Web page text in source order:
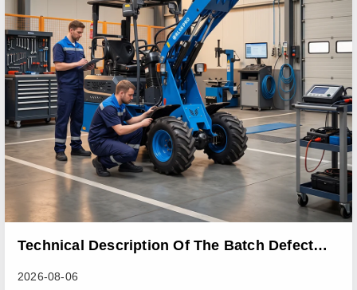
Technical Description Of The Batch Defect
2026-08-06